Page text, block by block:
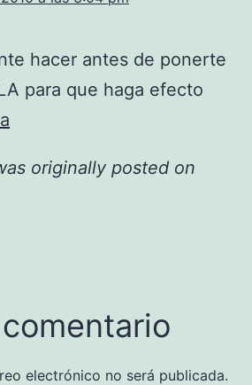
hacer antes de ponerte
para que haga efecto
originally posted on
electrónico no será publicada.